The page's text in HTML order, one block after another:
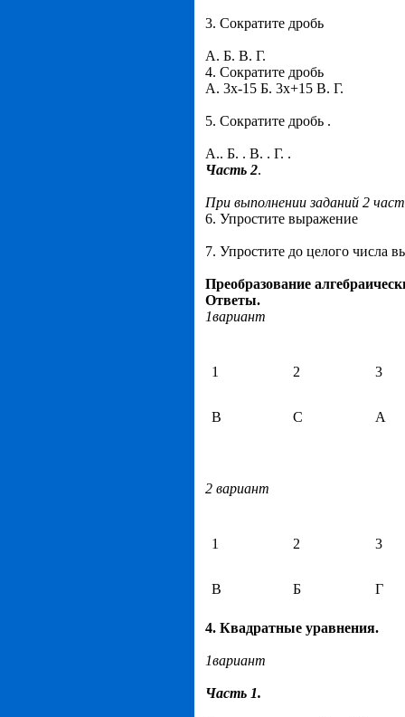
3. Сократите дробь
А. Б. В. Г.
4. Сократите дробь
А. 3х-15 Б. 3х+15 В. Г.
5. Сократите дробь .
А.. Б. . В. . Г. .
Часть 2.
При выполнении заданий 2
6. Упростите выражение
7. Упростите до целого числа
Преобразование
Ответы.
1вариант
1 2 3
В С А
2 вариант
1 2 3
В Б Г
4. Квадратные уравнения.
1вариант
Часть 1.